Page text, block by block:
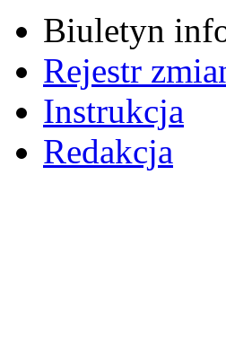
Biuletyn
Rejestr
Instrukcja
Redakcja